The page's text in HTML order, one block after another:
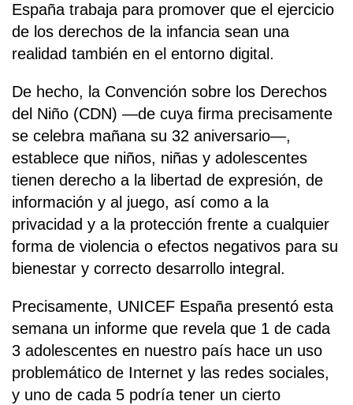
España trabaja para promover que el ejercicio
de los derechos de la infancia sean una
realidad también en el entorno digital.
De hecho, la Convención sobre los Derechos
del Niño (CDN) —de cuya firma precisamente
se celebra mañana su 32 aniversario—,
establece que niños, niñas y adolescentes
tienen derecho a la libertad de expresión, de
información y al juego, así como a la
privacidad y a la protección frente a cualquier
forma de violencia o efectos negativos para su
bienestar y correcto desarrollo integral.
Precisamente, UNICEF España presentó esta
semana un informe que revela que 1 de cada
3 adolescentes en nuestro país hace un uso
problemático de Internet y las redes sociales,
y uno de cada 5 podría tener un cierto